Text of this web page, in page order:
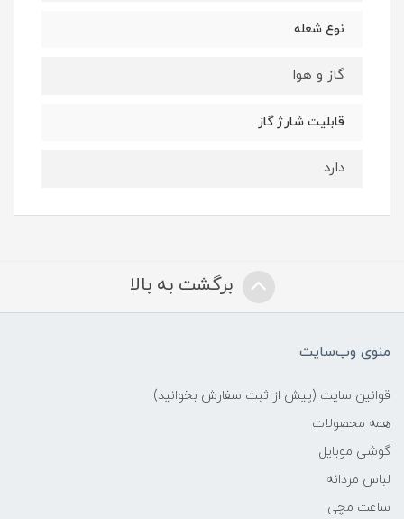
نوع شعله
گاز و هوا
قابلیت شارژ گاز
دارد
برگشت به بالا
منوی وب‌سایت
قوانین سایت (پیش از ثبت سفارش بخوانید)
همه محصولات
گوشی موبایل
لباس مردانه
ساعت مچی